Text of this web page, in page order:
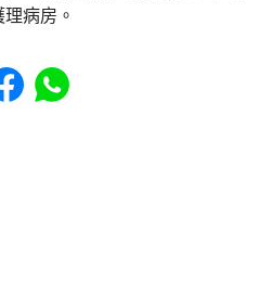
病房。
Share to Facebook
Share to WhatsApp